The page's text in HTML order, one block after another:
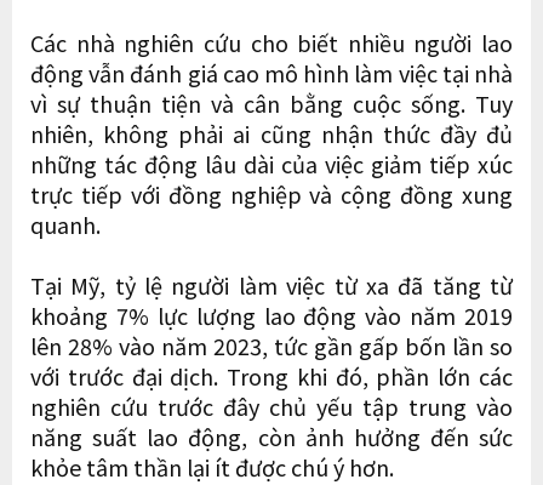
Các nhà nghiên cứu cho biết nhiều người lao
động vẫn đánh giá cao mô hình làm việc tại nhà
vì sự thuận tiện và cân bằng cuộc sống. Tuy
nhiên, không phải ai cũng nhận thức đầy đủ
những tác động lâu dài của việc giảm tiếp xúc
trực tiếp với đồng nghiệp và cộng đồng xung
quanh.
Tại Mỹ, tỷ lệ người làm việc từ xa đã tăng từ
khoảng 7% lực lượng lao động vào năm 2019
lên 28% vào năm 2023, tức gần gấp bốn lần so
với trước đại dịch. Trong khi đó, phần lớn các
nghiên cứu trước đây chủ yếu tập trung vào
năng suất lao động, còn ảnh hưởng đến sức
khỏe tâm thần lại ít được chú ý hơn.